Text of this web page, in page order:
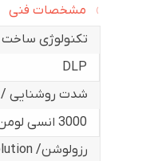
مشخصات فنی
تکنولوژی ساخت
DLP
شدت روشنایی / Brightness
3000 انسی لومن
رزولوشن/ Resolution